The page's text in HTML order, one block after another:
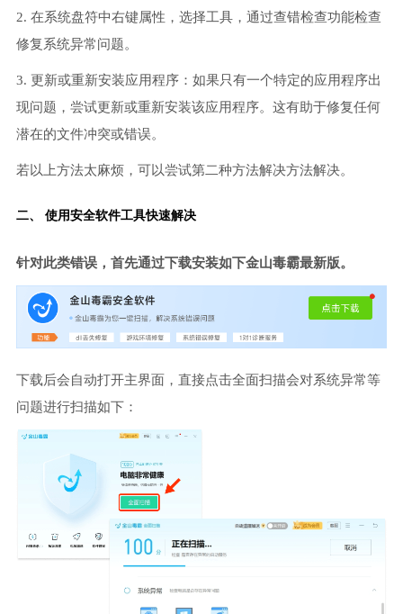
2. 在系统盘符中右键属性，选择工具，通过查错检查功能检查
修复系统异常问题。
3. 更新或重新安装应用程序：如果只有一个特定的应用程序出
现问题，尝试更新或重新安装该应用程序。这有助于修复任何
潜在的文件冲突或错误。
若以上方法太麻烦，可以尝试第二种方法解决方法解决。
二、 使用安全软件工具快速解决
针对此类错误，首先通过下载安装如下金山毒霸最新版。
下载后会自动打开主界面，直接点击全面扫描会对系统异常等
问题进行扫描如下：